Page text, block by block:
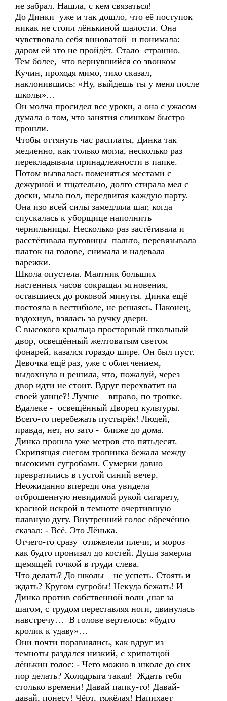
не забрал. Нашла, с кем связаться!
До Динки уже и так дошло, что её поступок
никак не стоил лёнькиной шалости. Она
чувствовала себя виноватой и понимала:
даром ей это не пройдёт. Стало страшно.
Тем более, что вернувшийся со звонком
Кучин, проходя мимо, тихо сказал,
наклонившись: «Ну, выйдешь ты у меня после
школы»…
Он молча просидел все уроки, а она с ужасом
думала о том, что занятия слишком быстро
прошли.
Чтобы оттянуть час расплаты, Динка так
медленно, как только могла, несколько раз
перекладывала принадлежности в папке.
Потом вызвалась поменяться местами с
дежурной и тщательно, долго стирала мел с
доски, мыла пол, передвигая каждую парту.
Она изо всей силы замедляла шаг, когда
спускалась к уборщице наполнить
чернильницы. Несколько раз застёгивала и
расстёгивала пуговицы пальто, перевязывала
платок на голове, снимала и надевала
варежки.
Школа опустела. Маятник больших
настенных часов сокращал мгновения,
оставшиеся до роковой минуты. Динка ещё
постояла в вестибюле, не решаясь. Наконец,
вздохнув, взялась за ручку двери.
С высокого крыльца просторный школьный
двор, освещённый желтоватым светом
фонарей, казался гораздо шире. Он был пуст.
Девочка ещё раз, уже с облегчением,
выдохнула и решила, что, пожалуй, через
двор идти не стоит. Вдруг перехватит на
своей улице?! Лучше – вправо, по тропке.
Вдалеке - освещённый Дворец культуры.
Всего-то перебежать пустырёк! Людей,
правда, нет, но зато - ближе до дома.
Динка прошла уже метров сто пятьдесят.
Скрипящая снегом тропинка бежала между
высокими сугробами. Сумерки давно
превратились в густой синий вечер.
Неожиданно впереди она увидела
отброшенную невидимой рукой сигарету,
красной искрой в темноте очертившую
плавную дугу. Внутренний голос обречённо
сказал: - Всё. Это Лёнька.
Отчего-то сразу отяжелели плечи, и мороз
как будто пронизал до костей. Душа замерла
щемящей точкой в груди слева.
Что делать? До школы – не успеть. Стоять и
ждать? Кругом сугробы! Некуда бежать! И
Динка против собственной воли ,шаг за
шагом, с трудом переставляя ноги, двинулась
навстречу… В голове вертелось: «будто
кролик к удаву»…
Они почти поравнялись, как вдруг из
темноты раздался низкий, с хрипотцой
лёнькин голос: - Чего можно в школе до сих
пор делать? Холодрыга такая! Ждать тебя
столько времени! Давай папку-то! Давай-
давай, понесу! Чёрт, тяжёлая! Напихает